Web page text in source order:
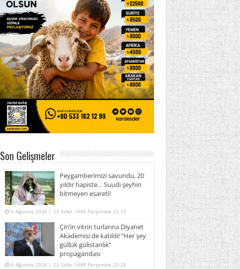
Son Gelişmeler
Peygamberimizi savundu, 20
yıldır hapiste… Suudi şeyhin
bitmeyen esareti!
6 Ağustos 2026 | 23 Safer 1448 Perşembe 23:10
Çin’in vitrin turlarına Diyanet
Akademisi de katıldı! “Her şey
güllük gülistanlık”
propagandası
6 Ağustos 2026 | 23 Safer 1448 Perşembe 20:28